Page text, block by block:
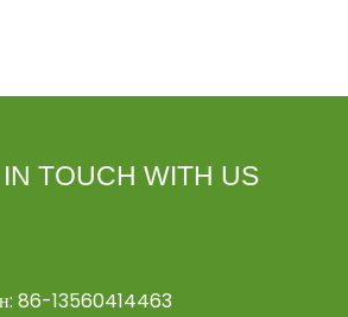
TOUCH WITH US
86-13560414463